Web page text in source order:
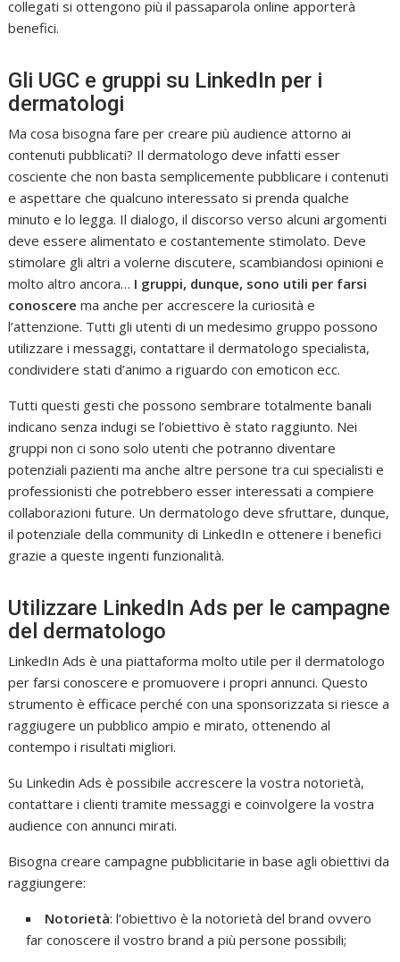
collegati si ottengono più il passaparola online apporterà
benefici.
Gli UGC e gruppi su LinkedIn per i
dermatologi
Ma cosa bisogna fare per creare più audience attorno ai
contenuti pubblicati? Il dermatologo deve infatti esser
cosciente che non basta semplicemente pubblicare i contenuti
e aspettare che qualcuno interessato si prenda qualche
minuto e lo legga. Il dialogo, il discorso verso alcuni argomenti
deve essere alimentato e costantemente stimolato. Deve
stimolare gli altri a volerne discutere, scambiandosi opinioni e
molto altro ancora… I gruppi, dunque, sono utili per farsi
conoscere ma anche per accrescere la curiosità e
l’attenzione. Tutti gli utenti di un medesimo gruppo possono
utilizzare i messaggi, contattare il dermatologo specialista,
condividere stati d’animo a riguardo con emoticon ecc.
Tutti questi gesti che possono sembrare totalmente banali
indicano senza indugi se l’obiettivo è stato raggiunto. Nei
gruppi non ci sono solo utenti che potranno diventare
potenziali pazienti ma anche altre persone tra cui specialisti e
professionisti che potrebbero esser interessati a compiere
collaborazioni future. Un dermatologo deve sfruttare, dunque,
il potenziale della community di LinkedIn e ottenere i benefici
grazie a queste ingenti funzionalità.
Utilizzare LinkedIn Ads per le campagne
del dermatologo
LinkedIn Ads è una piattaforma molto utile per il dermatologo
per farsi conoscere e promuovere i propri annunci. Questo
strumento è efficace perché con una sponsorizzata si riesce a
raggiugere un pubblico ampio e mirato, ottenendo al
contempo i risultati migliori.
Su Linkedin Ads è possibile accrescere la vostra notorietà,
contattare i clienti tramite messaggi e coinvolgere la vostra
audience con annunci mirati.
Bisogna creare campagne pubblicitarie in base agli obiettivi da
raggiungere:
Notorietà: l’obiettivo è la notorietà del brand ovvero
far conoscere il vostro brand a più persone possibili;